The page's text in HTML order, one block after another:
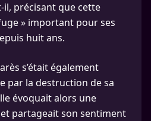
précisant que cette
» important pour ses
huit ans.
s’était également
par la destruction de sa
évoquait alors une
partageait son sentiment